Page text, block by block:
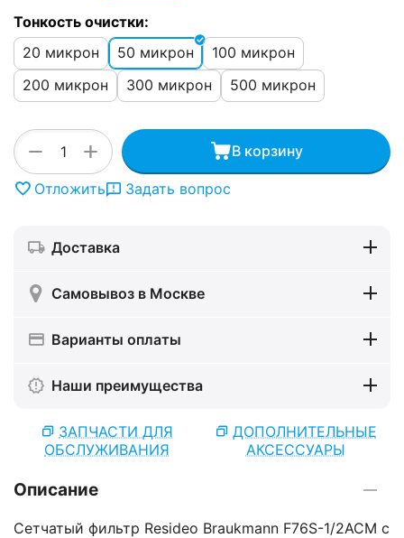
Тонкость очистки:
20 микрон
50 микрон
100 микрон
200 микрон
300 микрон 500 микрон
+
− В корзину
Отложить Задать вопрос
Доставка
Самовывоз в Москве
Варианты оплаты
Наши преимущества
ЗАПЧАСТИ ДЛЯ
ОБСЛУЖИВАНИЯ
ДОПОЛНИТЕЛЬНЫЕ
АКСЕССУАРЫ
Описание
Сетчатый фильтр Resideo Braukmann F76S-1/2ACM с